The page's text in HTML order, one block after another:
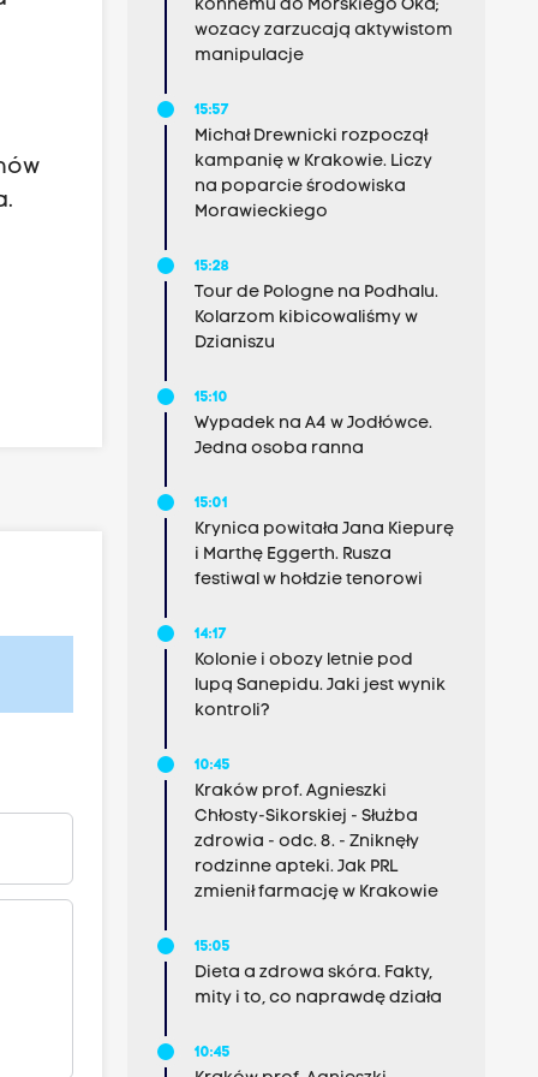
konnemu do Morskiego Oka;
wozacy zarzucają aktywistom
manipulacje
15:57
Michał Drewnicki rozpoczął
kampanię w Krakowie. Liczy
na poparcie środowiska
Morawieckiego
15:28
Tour de Pologne na Podhalu.
Kolarzom kibicowaliśmy w
Dzianiszu
15:10
Wypadek na A4 w Jodłówce.
Jedna osoba ranna
15:01
Krynica powitała Jana Kiepurę
i Marthę Eggerth. Rusza
festiwal w hołdzie tenorowi
14:17
Kolonie i obozy letnie pod
lupą Sanepidu. Jaki jest wynik
kontroli?
10:45
Kraków prof. Agnieszki
Chłosty-Sikorskiej - Służba
zdrowia - odc. 8. - Zniknęły
rodzinne apteki. Jak PRL
zmienił farmację w Krakowie
15:05
Dieta a zdrowa skóra. Fakty,
mity i to, co naprawdę działa
10:45